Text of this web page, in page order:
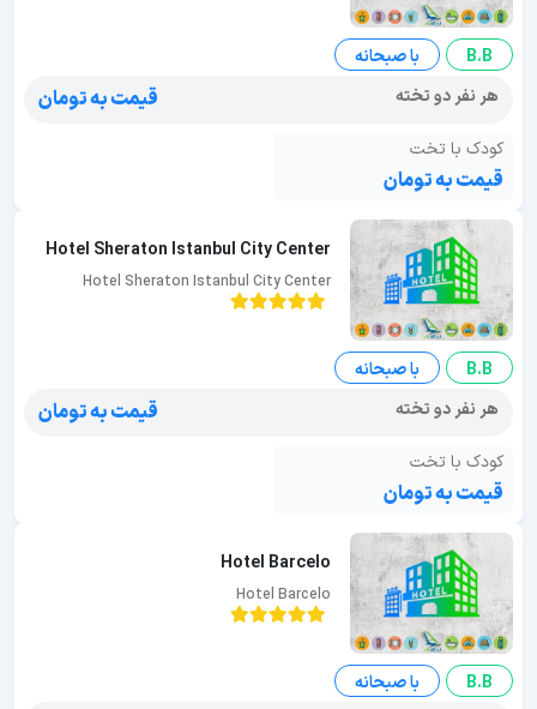
B.B
با صبحانه
هر نفر دو تخته
قیمت به تومان
کودک با تخت
قیمت به تومان
Hotel Sheraton Istanbul City Center
Hotel Sheraton Istanbul City Center
B.B
با صبحانه
هر نفر دو تخته
قیمت به تومان
کودک با تخت
قیمت به تومان
Hotel Barcelo
Hotel Barcelo
B.B با صبحانه